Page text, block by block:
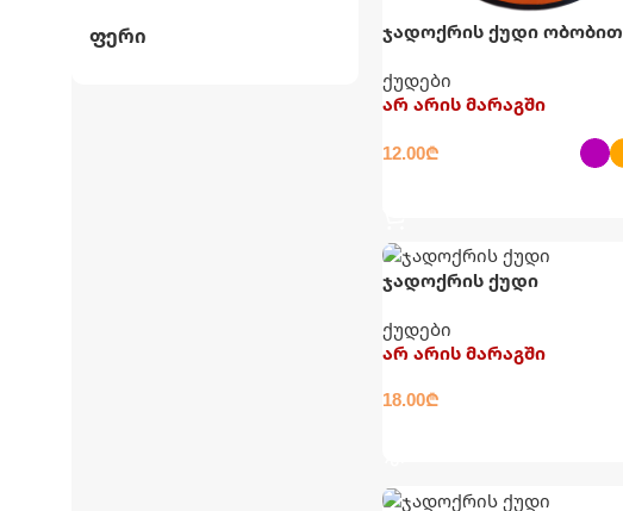
Ფერი ჯადოქრის ქუდი ობობით
ქუდები
არ არის მარაგში
12.00₾
ჯადოქრის ქუდი
ქუდები
არ არის მარაგში
18.00₾